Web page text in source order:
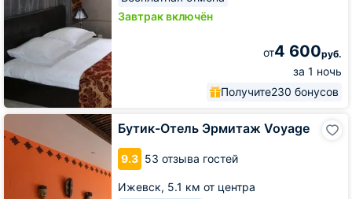
Завтрак включён
от4 600руб.
за 1 ночь
Получите230 бонусов
Бутик-Отель Эрмитаж Voyage
9.3 53 отзыва гостей
Ижевск, 5.1 км от центра
Бутик-
Отель
Эрмитаж